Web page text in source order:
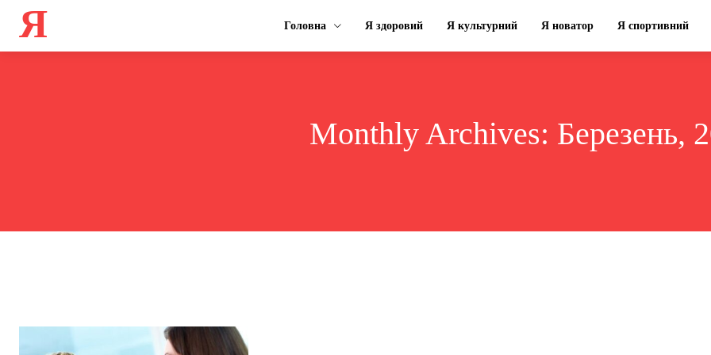
Я Головна Я здоровий Я культурний Я новатор Я спортивний
Monthly Archives: Березень,